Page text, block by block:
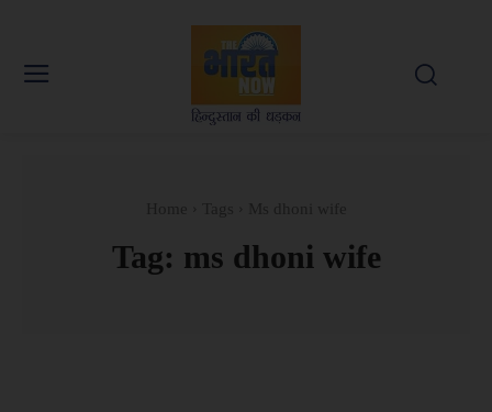
Tag: ms dhoni wife